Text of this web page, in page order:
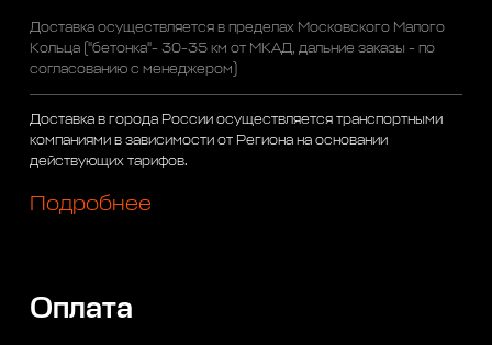
Доставка осуществляется в пределах Московского Малого
Кольца ("бетонка"- 30-35 км от МКАД, дальние заказы - по
согласованию с менеджером)
Доставка в города России осуществляется транспортными
компаниями в зависимости от Региона на основании
действующих тарифов.
Подробнее
Оплата